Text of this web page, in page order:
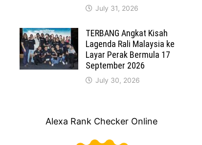
July 31, 2026
TERBANG Angkat Kisah
Lagenda Rali Malaysia ke
Layar Perak Bermula 17
September 2026
July 30, 2026
Alexa Rank Checker Online